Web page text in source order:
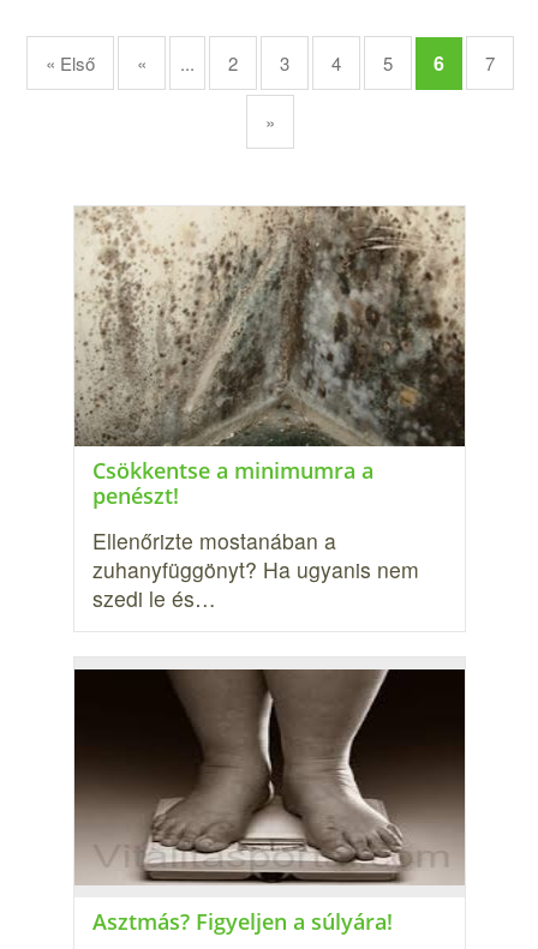
« Első « ... 2 3 4 5 6 7
»
Csökkentse a minimumra a
penészt!
Ellenőrizte mostanában a
zuhanyfüg­gönyt? Ha ugyanis nem
szedi le és…
Asztmás? Figyeljen a súlyára!